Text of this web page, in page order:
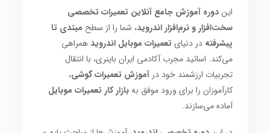
ایندوره آموزش جامع آنلاین تعمیرات تخصصی
سخت‌افزار و نرم‌افزار اندروید، شما را از سطح مبتدی تا
پیشرفته در دنیای تعمیرات موبایل اندرویدهمراهی
می‌کند. اساتید مجرب آکادمی ایران باینری، با انتقال
تجربیات ارزشمند خود درآموزش تعمیرات گوشی،
کارآموزان را برای ورود موفق بهبازار کار تعمیرات موبایل
آماده می‌سازند.